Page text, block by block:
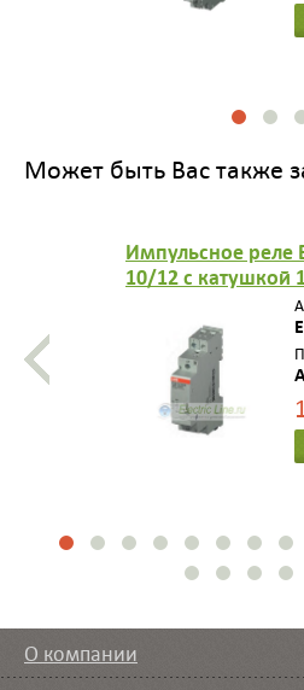
Может быть Вас также
Импульсное реле
10/12 с катушкой
О компании